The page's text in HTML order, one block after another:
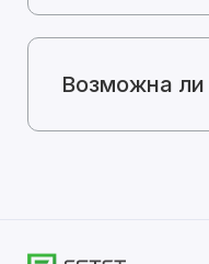
Возможна ли